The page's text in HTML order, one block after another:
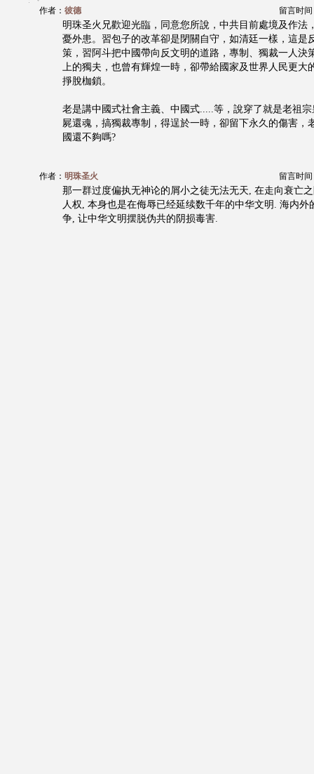
作者： 彼德 留言时间
明珠圣火兄歡迎光臨，同意您所說，中共目前處境及作法
憂外患。習包子的改革卻是閉關自守，如清廷一樣，這是
策，習阿斗把中國帶向反文明的道路，專制、獨裁一人決
上的獨夫，也曾有輝煌一時，卻帶給國家及世界人民更大
掙脫枷鎖。
老是講中國式社會主義、中國式.....等，說穿了就是老祖
屍還魂，搞獨裁專制，得逞於一時，卻留下永久的傷害，
國還不夠嗎?
作者： 明珠圣火 留言时间
那一群过度偏执无神论的屑小之徒无法无天, 在走向衰亡
人权, 本身也是在侮辱已经延续数千年的中华文明. 海内外
争, 让中华文明摆脱伪共的阴损毒害.